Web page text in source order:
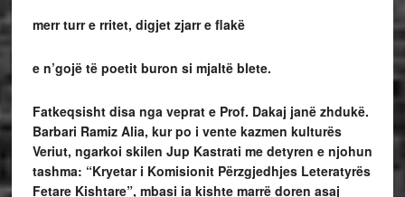
merr turr e rritet, digjet zjarr e flakë
e n’gojë të poetit buron si mjaltë blete.
Fatkeqsisht disa nga veprat e Prof. Dakaj janë zhdukë.
Barbari Ramiz Alia, kur po i vente kazmen kulturës
Veriut, ngarkoi skilen Jup Kastrati me detyren e njohun
tashma: “Kryetar i Komisionit Përzgjedhjes Leteratyrës
Fetare Kishtare”, mbasi ia kishte marrë doren asaj